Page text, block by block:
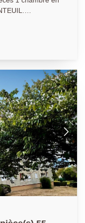
à pieds de la
: Un séjour, une
appartement
Parfait
immédiate des
visiter !!!